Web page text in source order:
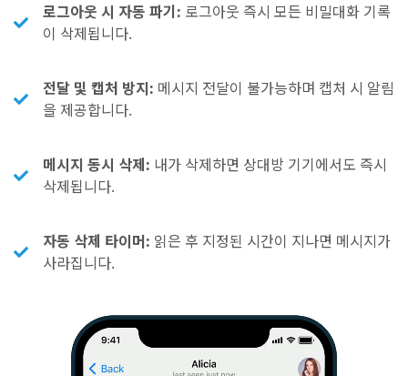
로그아웃 시 자동 파기: 로그아웃 즉시 모든 비밀대화 기록
이 삭제됩니다.
전달 및 캡처 방지: 메시지 전달이 불가능하며 캡처 시 알림
을 제공합니다.
메시지 동시 삭제: 내가 삭제하면 상대방 기기에서도 즉시
삭제됩니다.
자동 삭제 타이머: 읽은 후 지정된 시간이 지나면 메시지가
사라집니다.